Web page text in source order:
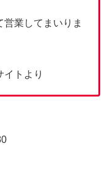
業してまいりま
イトより